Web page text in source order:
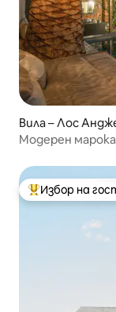
Вила – Лос
Модерен
Най-популярен
Избор на